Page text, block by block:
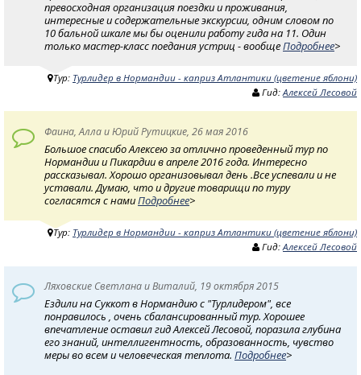
превосходная организация поездки и проживания,
интересные и содержательные экскурсии, одним словом по
10 бальной шкале мы бы оценили работу гида на 11. Один
только мастер-класс поедания устриц - вообщеПодробнее>
Тур: Турлидер в Нормандии - каприз Атлантики (цветение яблони)
Гид:Алексей Лесовой
Фаина, Алла и Юрий Рутицкие, 26 мая 2016
Большое спасибо Алексею за отлично проведенный тур по
Нормандии и Пикардии в апреле 2016 года. Интересно
рассказывал. Хорошо организовывал день .Все успевали и не
уставали. Думаю, что и другие товарищи по туру
согласятся с намиПодробнее>
Тур: Турлидер в Нормандии - каприз Атлантики (цветение яблони)
Гид:Алексей Лесовой
Ляховские Светлана и Виталий, 19 октября 2015
Ездили на Суккот в Нормандию с "Турлидером", все
понравилось , очень сбалансированный тур. Хорошее
впечатление оставил гид Алексей Лесовой, поразила глубина
его знаний, интеллигентность, образованность, чувство
меры во всем и человеческая теплота. Подробнее>